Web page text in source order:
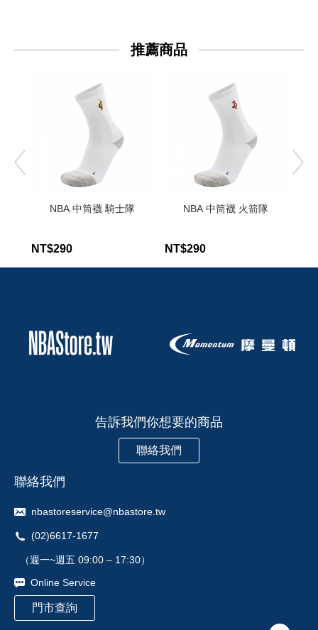
推薦商品
NBA 中筒襪 騎士隊
NT$290
NBA 中筒襪 火箭隊
NT$290
告訴我們你想要的商品
聯絡我們
聯絡我們
nbastoreservice@nbastore.tw
(02)6617-1677
（週一~週五 09:00 – 17:30）
Online Service
門市查詢